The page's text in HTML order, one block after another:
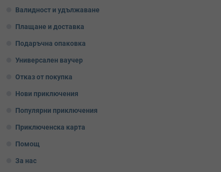
Валидност и удължаване
Плащане и доставка
Подаръчна опаковка
Универсален ваучер
Отказ от покупка
Нови приключения
Популярни приключения
Приключенска карта
Помощ
За нас